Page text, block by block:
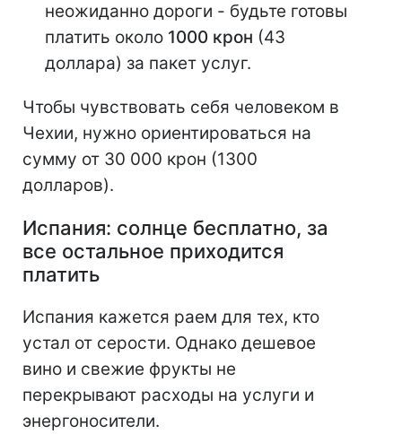
неожиданно дороги - будьте готовы
платить около 1000 крон (43
доллара) за пакет услуг.
Чтобы чувствовать себя человеком в
Чехии, нужно ориентироваться на
сумму от 30 000 крон (1300
долларов).
Испания: солнце бесплатно, за
все остальное приходится
платить
Испания кажется раем для тех, кто
устал от серости. Однако дешевое
вино и свежие фрукты не
перекрывают расходы на услуги и
энергоносители.